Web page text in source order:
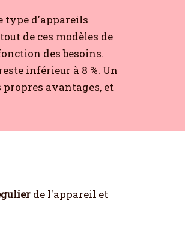
type d'appareils
de ces modèles de
des besoins.
inférieur à 8 %. Un
propres avantages, et
de l'appareil et